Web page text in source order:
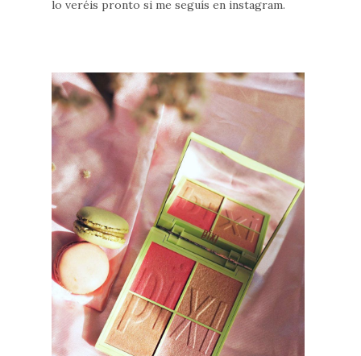
lo veréis pronto si me seguís en instagram.